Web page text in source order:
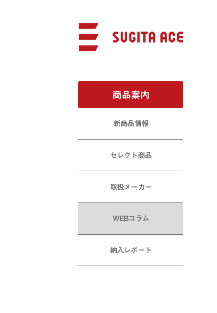
商品案内
新商品情報
セレクト商品
取扱メーカー
WEBコラム
納入レポート